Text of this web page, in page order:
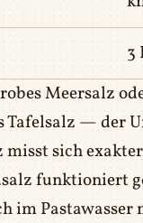
3
Meersalz
Tafelsalz — der
sich
funktioniert
im Pastawasser